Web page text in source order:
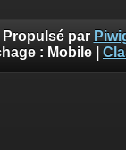
Propulsé par
: Mobile